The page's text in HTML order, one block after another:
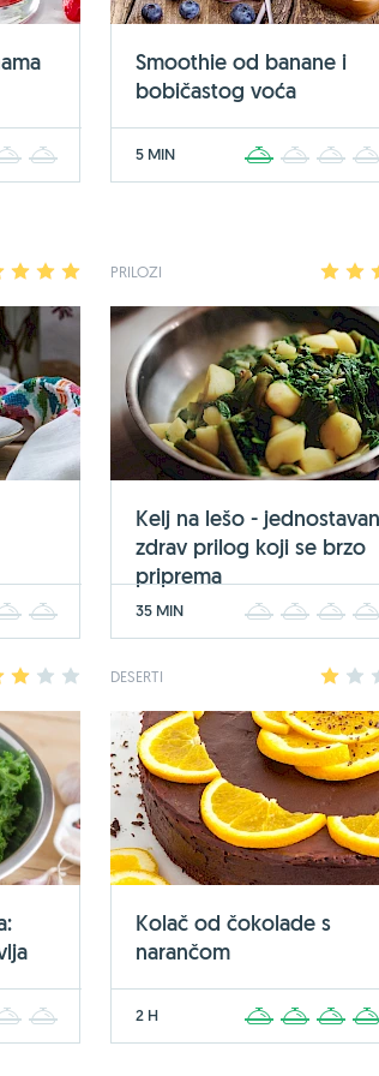
4
Smoothie od banane i
bobičastog voća
5 MIN 2 3
2 3 4
4
PRILOZI 2
Kelj na lešo -
zdrav prilog koji se brzo
priprema
35 MIN 2 3
2 3 4
4
DESERTI 2
Kolač od čokolade s
narančom
2 H 2 3